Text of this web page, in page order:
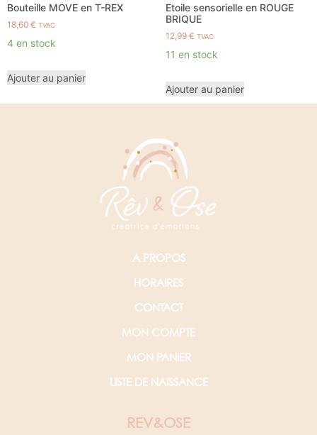
Bouteille MOVE en T-REX
18,60 € TVAC
4 en stock
Ajouter au panier
Etoile sensorielle en ROUGE
BRIQUE
12,99 € TVAC
11 en stock
Ajouter au panier
A PROPOS
HORAIRES
CONTACT
MON COMPTE
MON PANIER
LISTE DE NAISSANCE
REV&OSE